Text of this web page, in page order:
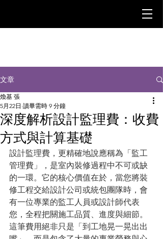
文章
深度解析設計監理費：收費
方式與計算基礎
煥基 張
5月22日 讀畢需時 9 分鐘
設計監理費，更精確地說應稱為「監工
管理費」，是室內裝修過程中不可或缺
的一環。它的核心價值在於，當您將裝
修工程交給設計公司或統包團隊時，會
有一位專業的監工人員或設計師代表
您，全程把關施工品質、進度與細節。
這筆費用絕非只是「到工地晃一晃出出